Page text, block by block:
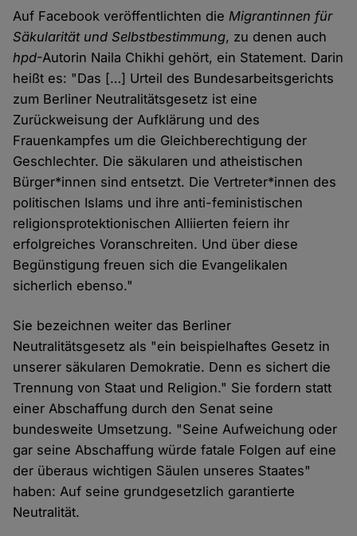
Auf Facebook veröffentlichten dieMigrantinnen für
Säkularität und Selbstbestimmung, zu denen auch
hpd-Autorin Naila Chikhi gehört, ein Statement. Darin
heißt es: "Das […] Urteil des Bundesarbeitsgerichts
zum Berliner Neutralitätsgesetz ist eine
Zurückweisung der Aufklärung und des
Frauenkampfes um die Gleichberechtigung der
Geschlechter. Die säkularen und atheistischen
Bürger*innen sind entsetzt. Die Vertreter*innen des
politischen Islams und ihre anti-feministischen
religionsprotektionischen Alliierten feiern ihr
erfolgreiches Voranschreiten. Und über diese
Begünstigung freuen sich die Evangelikalen
sicherlich ebenso."
Sie bezeichnen weiter das Berliner
Neutralitätsgesetz als "ein beispielhaftes Gesetz in
unserer säkularen Demokratie. Denn es sichert die
Trennung von Staat und Religion." Sie fordern statt
einer Abschaffung durch den Senat seine
bundesweite Umsetzung. "Seine Aufweichung oder
gar seine Abschaffung würde fatale Folgen auf eine
der überaus wichtigen Säulen unseres Staates"
haben: Auf seine grundgesetzlich garantierte
Neutralität.